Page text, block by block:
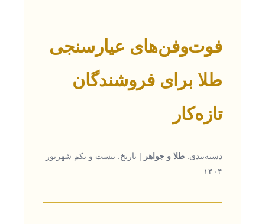
فوت‌وفن‌های عیارسنجی
طلا برای فروشندگان
تازه‌کار
دسته‌بندی: طلا و جواهر | تاریخ: بیست و یکم شهریور
۱۴۰۴